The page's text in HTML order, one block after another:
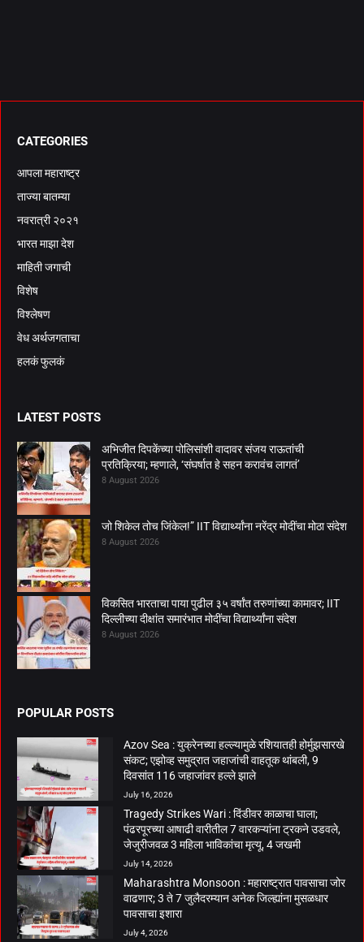
CATEGORIES
आपला महाराष्ट्र
ताज्या बातम्या
नवरात्री २०२१
भारत माझा देश
माहिती जगाची
विशेष
विश्लेषण
वेध अर्थजगताचा
हलकं फुलकं
LATEST POSTS
अभिजीत दिपकेंच्या पोलिसांशी वादावर संजय राऊतांची
प्रतिक्रिया; म्हणाले, ‘संघर्षात हे सहन करावंच लागतं’
8 August 2026
जो शिकेल तोच जिंकेल!” IIT विद्यार्थ्यांना नरेंद्र मोदींचा मोठा संदेश
8 August 2026
विकसित भारताचा पाया पुढील ३५ वर्षांत तरुणांच्या कामावर; IIT
दिल्लीच्या दीक्षांत समारंभात मोदींचा विद्यार्थ्यांना संदेश
8 August 2026
POPULAR POSTS
Azov Sea : युक्रेनच्या हल्ल्यामुळे रशियातही होर्मुझसारखे
संकट; एझोव्ह समुद्रात जहाजांची वाहतूक थांबली, 9
दिवसांत 116 जहाजांवर हल्ले झाले
July 16, 2026
Tragedy Strikes Wari : दिंडीवर काळाचा घाला;
पंढरपूरच्या आषाढी वारीतील 7 वारकऱ्यांना ट्रकने उडवले,
जेजुरीजवळ 3 महिला भाविकांचा मृत्यू, 4 जखमी
July 14, 2026
Maharashtra Monsoon : महाराष्ट्रात पावसाचा जोर
वाढणार; 3 ते 7 जुलैदरम्यान अनेक जिल्ह्यांना मुसळधार
पावसाचा इशारा
July 4, 2026